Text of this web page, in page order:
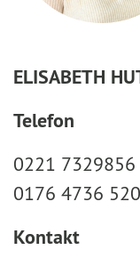
ELISABETH
Telefon
0221 7329856
0176 4736
Kontakt